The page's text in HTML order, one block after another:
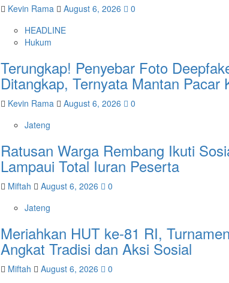
Kevin Rama August 6, 2026
0
HEADLINE
Hukum
Terungkap! Penyebar Foto
Ditangkap, Ternyata Mantan Pacar
Kevin Rama August 6, 2026
0
Jateng
Ratusan Warga Rembang Ikuti
Lampaui Total Iuran Peserta
Miftah August 6, 2026
0
Jateng
Meriahkan HUT ke-81 RI,
Angkat Tradisi dan Aksi Sosial
Miftah August 6, 2026 0